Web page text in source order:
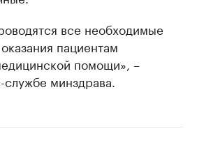
все необходимые
пациентам
помощи», –
минздрава.